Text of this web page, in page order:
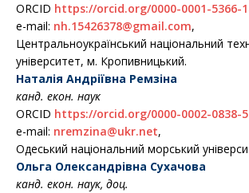
ORCID https://orcid.org/0000-0001-5366-
e-mail: nh.15426378@gmail.com,
Центральноукраїнський національний
університет, м. Кропивницький.
Наталія Андріївна Ремзіна
канд. екон. наук
ORCID https://orcid.org/0000-0002-0838-
e-mail: nremzina@ukr.net,
Одеський національний морський
Ольга Олександрівна Сухачова
канд. екон. наук, доц.